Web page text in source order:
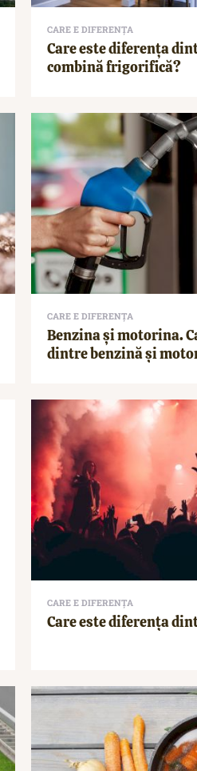
CARE E DIFERENȚA
Care este diferența
combină frigorifică?
CARE E DIFERENȚA
Benzina și motorina.
dintre benzină și
CARE E DIFERENȚA
Care este diferența